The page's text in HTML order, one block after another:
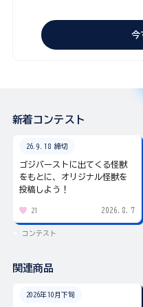
今
新着コンテスト
26.9.18 締切
ゴジバーストに出てくる怪獣
をもとに、オリジナル怪獣を
投稿しよう！
21 2026.8.7
コンテスト
関連商品
2026年10月下旬